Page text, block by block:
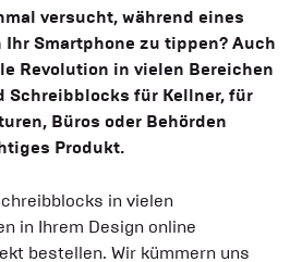
versucht, während eines
Smartphone zu tippen? Auch
Revolution in vielen Bereichen
Schreibblocks für Kellner, für
Büros oder Behörden
Produkt.
in vielen
in Ihrem Design online
bestellen. Wir kümmern uns